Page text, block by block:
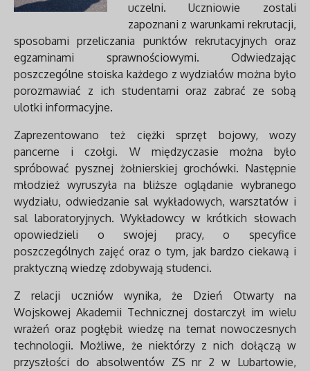
uczelni. Uczniowie zostali
zapoznani z warunkami rekrutacji,
sposobami przeliczania punktów rekrutacyjnych oraz
egzaminami sprawnościowymi. Odwiedzając
poszczególne stoiska każdego z wydziałów można było
porozmawiać z ich studentami oraz zabrać ze sobą
ulotki informacyjne.
Zaprezentowano też ciężki sprzęt bojowy, wozy
pancerne i czołgi. W międzyczasie można było
spróbować pysznej żołnierskiej grochówki. Następnie
młodzież wyruszyła na bliższe oglądanie wybranego
wydziału, odwiedzanie sal wykładowych, warsztatów i
sal laboratoryjnych. Wykładowcy w krótkich słowach
opowiedzieli o swojej pracy, o specyfice
poszczególnych zajęć oraz o tym, jak bardzo ciekawą i
praktyczną wiedzę zdobywają studenci.
Z relacji uczniów wynika, że Dzień Otwarty na
Wojskowej Akademii Technicznej dostarczył im wielu
wrażeń oraz pogłębił wiedzę na temat nowoczesnych
technologii. Możliwe, że niektórzy z nich dołączą w
przyszłości do absolwentów ZS nr 2 w Lubartowie,